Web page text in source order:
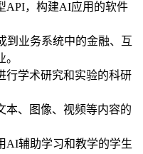
API，构建AI应用的软件
到业务系统中的金融、互
行学术研究和实验的科研
本、图像、视频等内容的
AI辅助学习和教学的学生